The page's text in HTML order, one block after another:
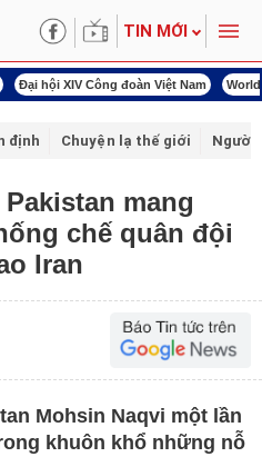
TIN MỚI
Nam World Cup 2026 Kỳ họp thứ
định Chuyện lạ thế giới Người
mang
chế quân đội
Iran
Mohsin Naqvi một lần
khuôn khổ những nỗ